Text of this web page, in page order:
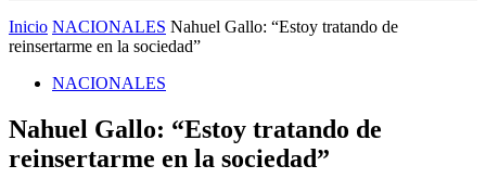
Inicio NACIONALES Nahuel Gallo: “Estoy tratando de
reinsertarme en la sociedad”
NACIONALES
Nahuel Gallo: “Estoy tratando de
reinsertarme en la sociedad”